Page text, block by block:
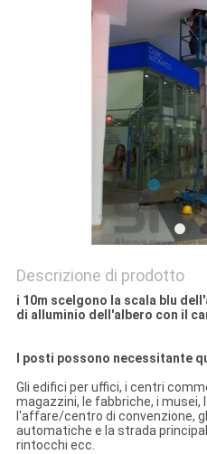
Descrizione di prodotto
i 10m scelgono la scala blu
di alluminio dell'albero con il
I posti possono necessitante
Gli edifici per uffici, i centri
magazzini, le fabbriche, i musei,
l'affare/centro di convenzione,
automatiche e la strada
rintocchi ecc.